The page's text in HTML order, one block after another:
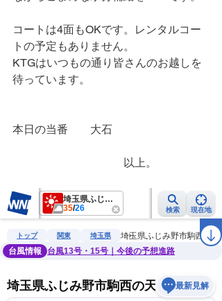
コートは4面もOKです。レンタルコー
トの予定もありません。
KTGはいつもの通り皆さんのお越しを
待っています。
本日の当番　　大石
以上。